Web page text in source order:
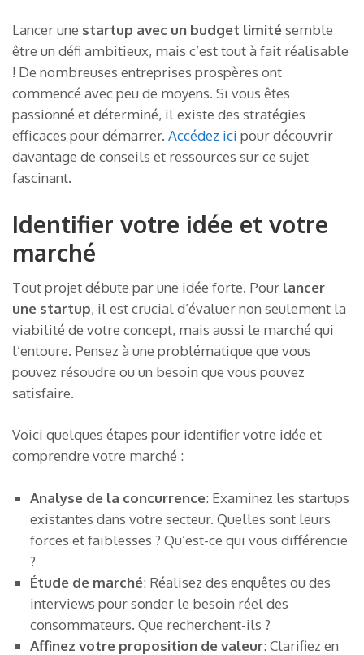
Lancer une startup avec un budget limitésemble
être un défi ambitieux, mais c’est tout à fait réalisable
! De nombreuses entreprises prospères ont
commencé avec peu de moyens. Si vous êtes
passionné et déterminé, il existe des stratégies
efficaces pour démarrer. Accédez ici pour découvrir
davantage de conseils et ressources sur ce sujet
fascinant.
Identifier votre idée et votre
marché
Tout projet débute par une idée forte. Pour lancer
une startup, il est crucial d’évaluer non seulement la
viabilité de votre concept, mais aussi le marché qui
l’entoure. Pensez à une problématique que vous
pouvez résoudre ou un besoin que vous pouvez
satisfaire.
Voici quelques étapes pour identifier votre idée et
comprendre votre marché :
Analyse de la concurrence: Examinez les startups
existantes dans votre secteur. Quelles sont leurs
forces et faiblesses ? Qu’est-ce qui vous différencie
?
Étude de marché: Réalisez des enquêtes ou des
interviews pour sonder le besoin réel des
consommateurs. Que recherchent-ils ?
Affinez votre proposition de valeur: Clarifiez en